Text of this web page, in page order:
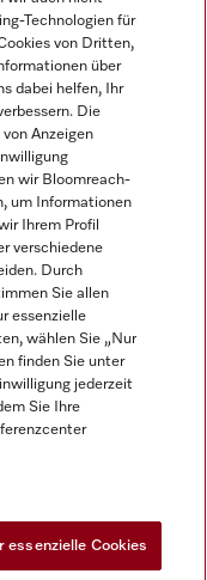
Technologien für
von Dritten,
über
dabei helfen, Ihr
Die
Anzeigen
wir Bloomreach-
um Informationen
Ihrem Profil
verschiedene
Durch
Sie allen
essenzielle
wählen Sie „Nur
finden Sie unter
jederzeit
Sie Ihre
essenzielle Cookies